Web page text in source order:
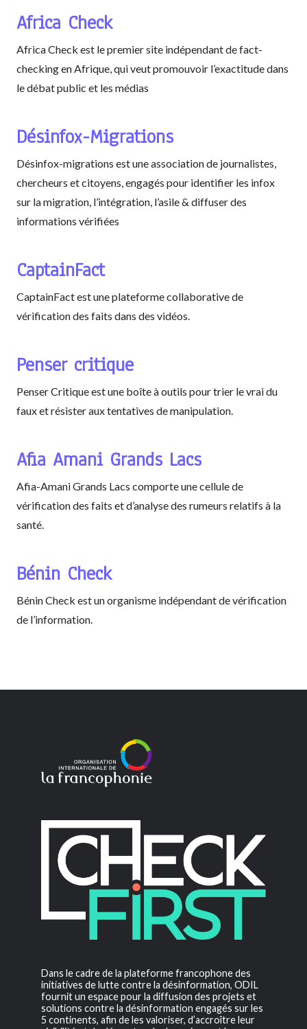
Africa Check
Africa Check est le premier site indépendant de fact-
checking en Afrique, qui veut promouvoir l’exactitude dans
le débat public et les médias
Désinfox-Migrations
Désinfox-migrations est une association de journalistes,
chercheurs et citoyens, engagés pour identifier les infox
sur la migration, l’intégration, l’asile & diffuser des
informations vérifiées
CaptainFact
CaptainFact est une plateforme collaborative de
vérification des faits dans des vidéos.
Penser critique
Penser Critique est une boîte à outils pour trier le vrai du
faux et résister aux tentatives de manipulation.
Afia Amani Grands Lacs
Afia-Amani Grands Lacs comporte une cellule de
vérification des faits et d’analyse des rumeurs relatifs à la
santé.
Bénin Check
Bénin Check est un organisme indépendant de vérification
de l’information.
Dans le cadre de la plateforme francophone des
initiatives de lutte contre la désinformation, ODIL
fournit un espace pour la diffusion des projets et
solutions contre la désinformation engagés sur les
5 continents, afin de les valoriser, d’accroître leur